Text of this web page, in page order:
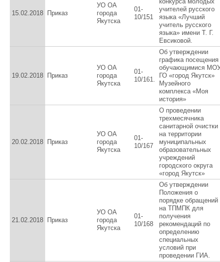
15.02.2018 Приказ
УО ОА
города
Якутска
01-
10/151
учителей русского
языка «Лучший
учитель русского
языка» имени Т. Г.
Евсиковой.
19.02.2018 Приказ
УО ОА
города
Якутска
01-
10/161.
Об утверждении
графика посещения
обучающимися
ГО «город Якутск»
Музейного
комплекса «Моя
история»
20.02.2018 Приказ
УО ОА
города
Якутска
01-
10/167
О проведении
трехмесячника
санитарной очистки
на территории
муниципальных
образовательных
учреждений
городского округа
«город Якутск»
21.02.2018 Приказ
УО ОА
города
Якутска
01-
10/168
Об утверждении
Положения о
порядке обращений
на ТПМПК для
получения
рекомендаций по
определению
специальных
условий при
проведении ГИА.